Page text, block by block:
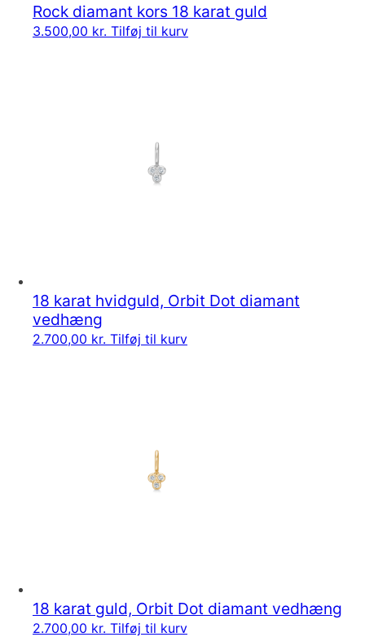
Rock diamant kors 18 karat guld
3.500,00 kr. Tilføj til kurv
18 karat hvidguld, Orbit Dot diamant
vedhæng
2.700,00 kr. Tilføj til kurv
18 karat guld, Orbit Dot diamant vedhæng
2.700,00 kr. Tilføj til kurv